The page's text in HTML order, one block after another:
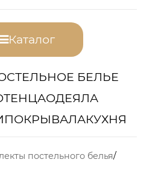
Каталог
БЕЛЬЕ
ОДЕЯЛА
ПОКРЫВАЛАКУХНЯ
постельного белья